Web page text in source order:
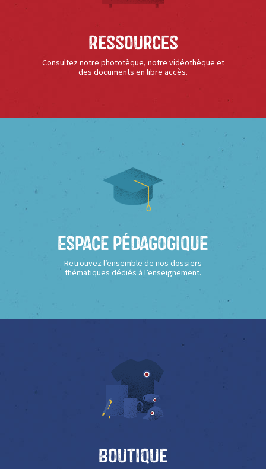
Ressources
Consultez notre phototèque, notre vidéothèque et
des documents en libre accès.
Espace Pédagogique
Retrouvez l’ensemble de nos dossiers
thématiques dédiés à l’enseignement.
Boutique